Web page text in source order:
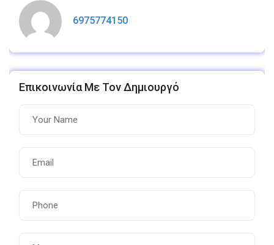
6975774150
Επικοινωνία Με Τον Δημιουργό